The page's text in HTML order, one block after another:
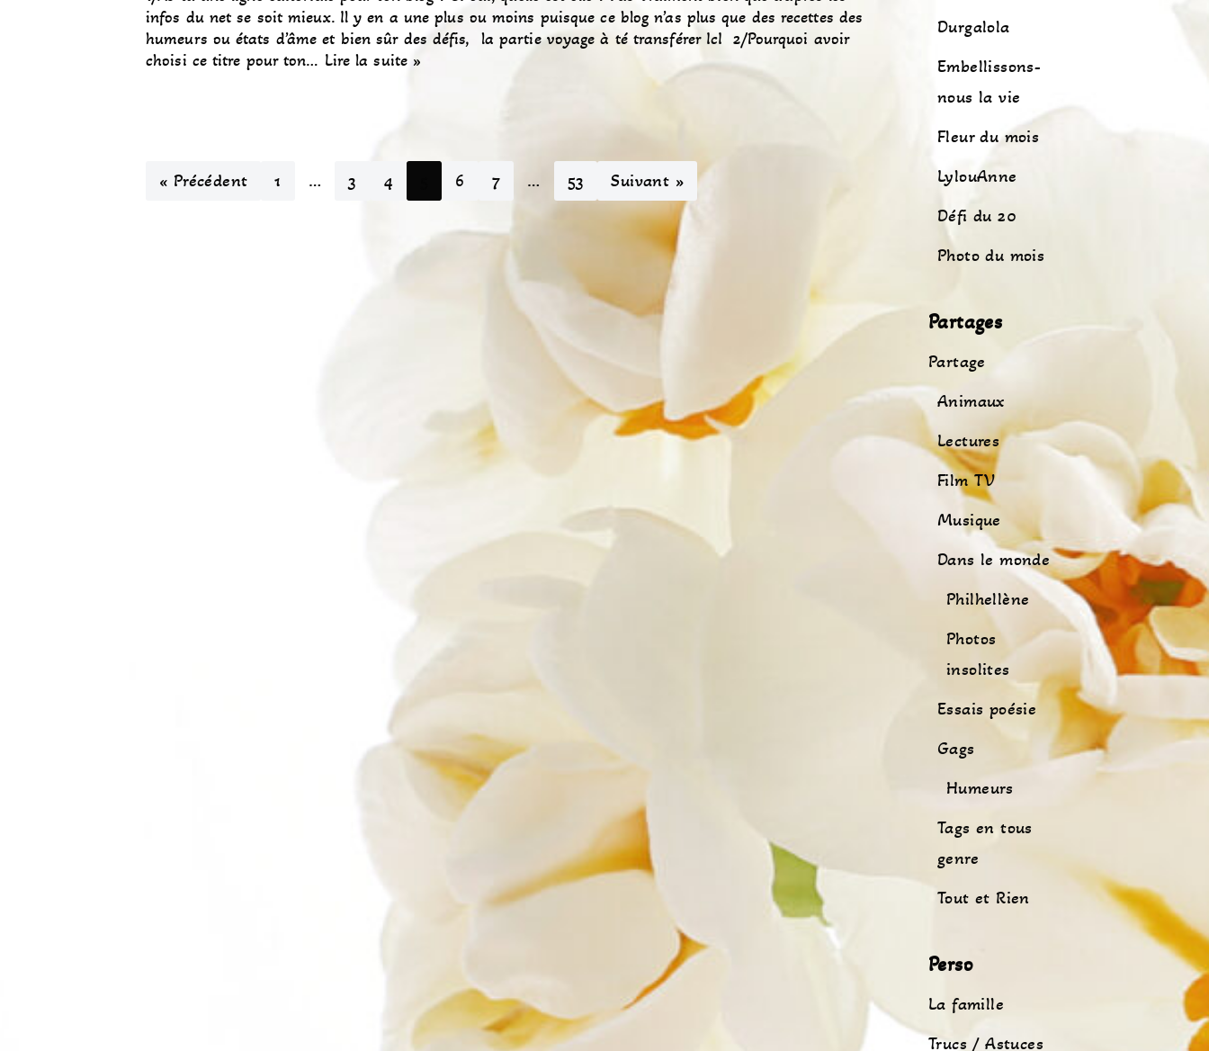
infos du net se soit mieux. Il y en a une plus ou moins puisque ce blog n’as plus que des recettes des
humeurs ou états d’âme et bien sûr des défis, la partie voyage à té transférer IcI 2/Pourquoi avoir
choisi ce titre pour ton… Lire la suite »
« Précédent 1 … 3 4 6 7 … 53 Suivant »
Durgalola
Embellissons-
nous la vie
Fleur du mois
LylouAnne
Défi du 20
Photo du mois
Partages
Partage
Animaux
Lectures
Film TV
Musique
Dans le monde
Philhellène
Photos
insolites
Essais poésie
Gags
Humeurs
Tags en tous
genre
Tout et Rien
Perso
La famille
Trucs / Astuces